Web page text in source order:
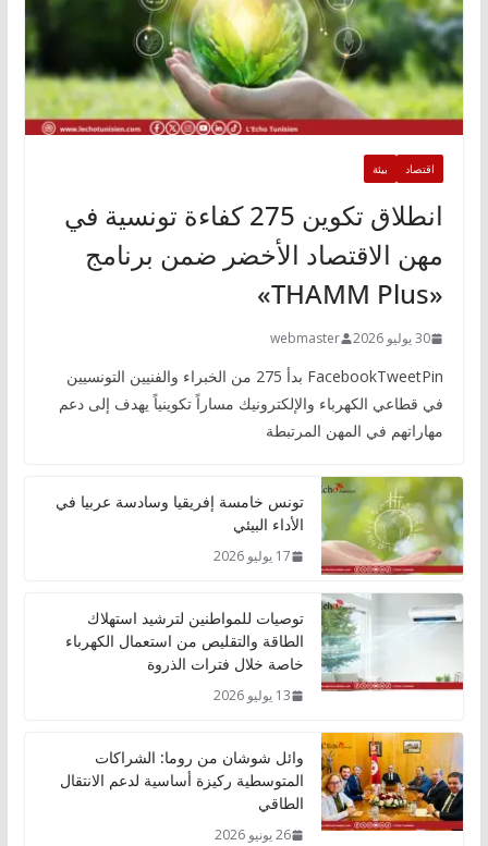
اقتصاد بيئة
انطلاق تكوين 275 كفاءة تونسية في
مهن الاقتصاد الأخضر ضمن برنامج
«THAMM Plus»
30 يوليو 2026 webmaster
FacebookTweetPin بدأ 275 من الخبراء والفنيين التونسيين
في قطاعي الكهرباء والإلكترونيك مساراً تكوينياً يهدف إلى دعم
مهاراتهم في المهن المرتبطة
تونس خامسة إفريقيا وسادسة عربيا في
الأداء البيئي
17 يوليو 2026
توصيات للمواطنين لترشيد استهلاك
الطاقة والتقليص من استعمال الكهرباء
خاصة خلال فترات الذروة
13 يوليو 2026
وائل شوشان من روما: الشراكات
المتوسطية ركيزة أساسية لدعم الانتقال
الطاقي
26 يونيو 2026